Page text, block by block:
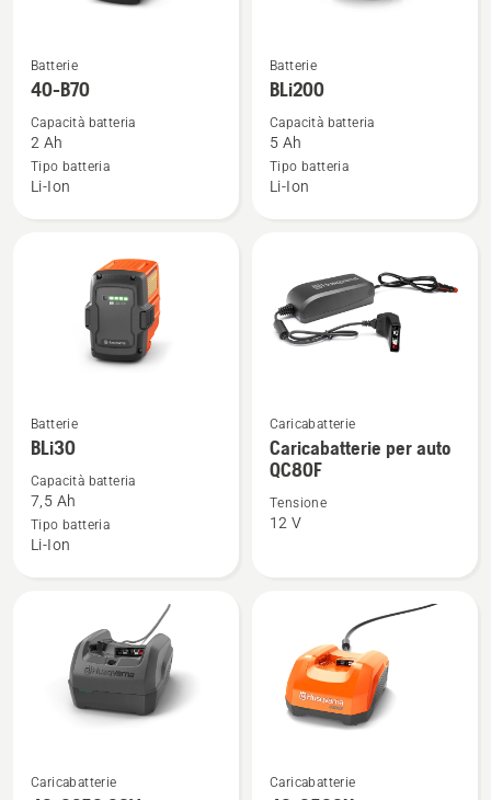
Vedi
maggiori
su
40-
B70
Batterie
40-B70
Capacità batteria
2 Ah
Tipo batteria
Li-Ion
Vedi
maggiori
su
BLi200
Batterie
BLi200
Capacità batteria
5 Ah
Tipo batteria
Li-Ion
Vedi
maggiori
su
BLi30
Batterie
BLi30
Capacità batteria
7,5 Ah
Tipo batteria
Li-Ion
Vedi
maggiori
dettagli
su
Caricabatterie
Caricabatterie
Caricabatterie per auto
QC80F
Tensione
12 V
Vedi
Caricabatterie
Vedi
Caricabatterie